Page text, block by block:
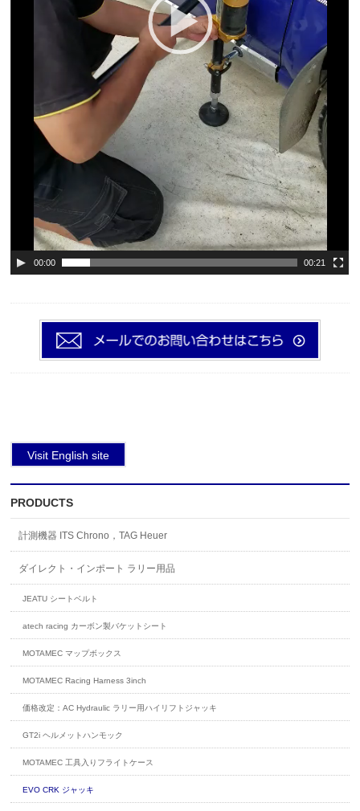
00:00 00:21
PRODUCTS
計測機器 ITS Chrono，TAG Heuer
ダイレクト・インポート ラリー用品
JEATU シートベルト
atech racing カーボン製バケットシート
MOTAMEC マップボックス
MOTAMEC Racing Harness 3inch
価格改定：AC Hydraulic ラリー用ハイリフトジャッキ
GT2i ヘルメットハンモック
MOTAMEC 工具入りフライトケース
EVO CRK ジャッキ